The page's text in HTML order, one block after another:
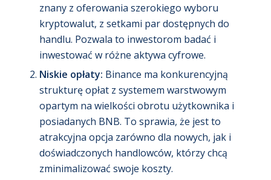
znany z oferowania szerokiego wyboru
kryptowalut, z setkami par dostępnych do
handlu. Pozwala to inwestorom badać i
inwestować w różne aktywa cyfrowe.
Niskie opłaty: Binance ma konkurencyjną
strukturę opłat z systemem warstwowym
opartym na wielkości obrotu użytkownika i
posiadanych BNB. To sprawia, że jest to
atrakcyjna opcja zarówno dla nowych, jak i
doświadczonych handlowców, którzy chcą
zminimalizować swoje koszty.